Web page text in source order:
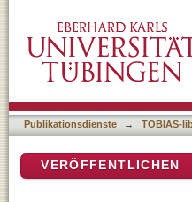
Publikationsdienste → TOBIAS-
VERÖFFENTLICHEN